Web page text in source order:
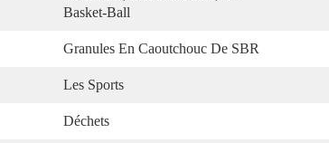
Basket-Ball
Granules En Caoutchouc De SBR
Les Sports
Déchets